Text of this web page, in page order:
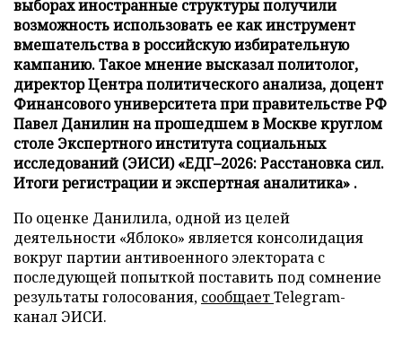
выборах иностранные структуры получили
возможность использовать ее как инструмент
вмешательства в российскую избирательную
кампанию. Такое мнение высказал политолог,
директор Центра политического анализа, доцент
Финансового университета при правительстве РФ
Павел Данилин на прошедшем в Москве круглом
столе Экспертного института социальных
исследований (ЭИСИ) «ЕДГ–2026: Расстановка сил.
Итоги регистрации и экспертная аналитика» .
По оценке Данилила, одной из целей
деятельности «Яблоко» является консолидация
вокруг партии антивоенного электората с
последующей попыткой поставить под сомнение
результаты голосования, сообщаетTelegram-
канал ЭИСИ.